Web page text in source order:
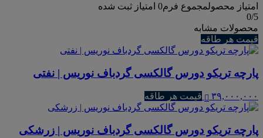
امتیاز محصولمجموع فرم0 امتیاز ثبت شده
0/5
محصولات مشابه
قیمت هر طاقه
پارچه تریکو دورس گالکسی گردباف نوریس | نفتی
۳۹,۰۰۰,۰۰۰ قیمت هر طاقه
پارچه تریکو دورس گالکسی گردباف نوریس | زرشکی